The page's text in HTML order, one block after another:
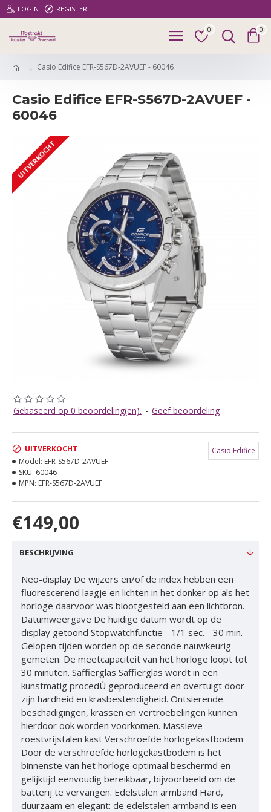
LOGIN REGISTER
0 0
Casio Edifice EFR-S567D-2AVUEF - 60046
Casio Edifice EFR-S567D-2AVUEF -
60046
UITVERKOCHT
Gebaseerd op 0 beoordeling(en). - Geef beoordeling
€149,00
UITVERKOCHT
Model: EFR-S567D-2AVUEF
SKU: 60046
MPN: EFR-S567D-2AVUEF
Casio Edifice
BESCHRIJVING
Neo-display De wijzers en/of de index hebben een
fluorescerend laagje en lichten in het donker op als het
horloge daarvoor was blootgesteld aan een lichtbron.
Datumweergave De huidige datum wordt op de
display getoond Stopwatchfunctie - 1/1 sec. - 30 min.
Gelopen tijden worden op de seconde nauwkeurig
gemeten. De meetcapaciteit van het horloge loopt tot
30 minuten. Saffierglas Saffierglas wordt in een
kunstmatig procedÚ geproduceerd en overtuigt door
zijn hardheid en krasbestendigheid. Ontsierende
beschadigingen, krassen en vertroebelingen kunnen
hierdoor ook worden voorkomen. Massieve
roestvrijstalen kast Verschroefde horlogekastbodem
Door de verschroefde horlogekastbodem is het
binnenste van het horloge optimaal beschermd en
gelijktijd eenvoudig bereikbaar, bijvoorbeeld om de
batterij te vervangen. Edelstalen armband Hard,
duurzaam en elegant: de edelstalen armband is een